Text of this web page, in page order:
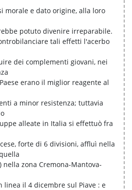
morale e dato origine, alla loro
potuto divenire irreparabile.
tali effetti l'acerbo
dei complementi giovani, nei
erano il miglior reagente al
a minor resistenza; tuttavia
alleate in Italia si effettuò fra
forte di 6 divisioni, affluì nella
zona Cremona-Mantova-
linea il 4 dicembre sul Piave : e